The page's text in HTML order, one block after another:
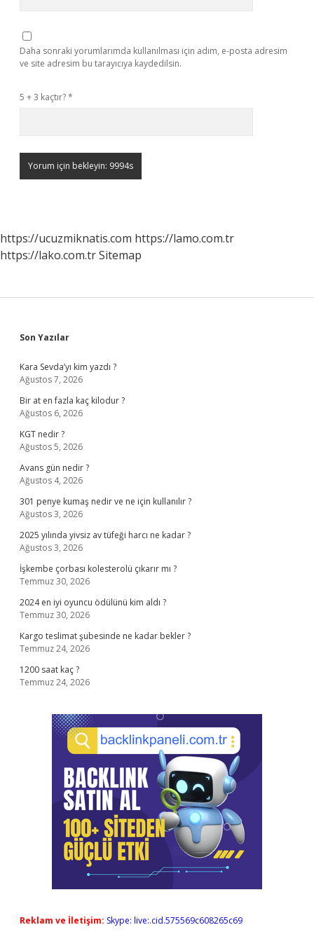
Daha sonraki yorumlarımda kullanılması için adım, e-posta adresim
ve site adresim bu tarayıcıya kaydedilsin.
5 + 3 kaçtır?*
https://ucuzmiknatis.com https://lamo.com.tr
https://lako.com.trSitemap
Sidebar
Son Yazılar
Kara Sevda’yı kim yazdı ?
Ağustos 7, 2026
Bir at en fazla kaç kilodur ?
Ağustos 6, 2026
KGT nedir ?
Ağustos 5, 2026
Avans gün nedir ?
Ağustos 4, 2026
301 penye kumaş nedir ve ne için kullanılır ?
Ağustos 3, 2026
2025 yılında yivsiz av tüfeği harcı ne kadar ?
Ağustos 3, 2026
İşkembe çorbası kolesterolü çıkarır mı ?
Temmuz 30, 2026
2024 en iyi oyuncu ödülünü kim aldı ?
Temmuz 30, 2026
Kargo teslimat şubesinde ne kadar bekler ?
Temmuz 24, 2026
1200 saat kaç ?
Temmuz 24, 2026
Reklam ve İletişim: Skype: live:.cid.575569c608265c69